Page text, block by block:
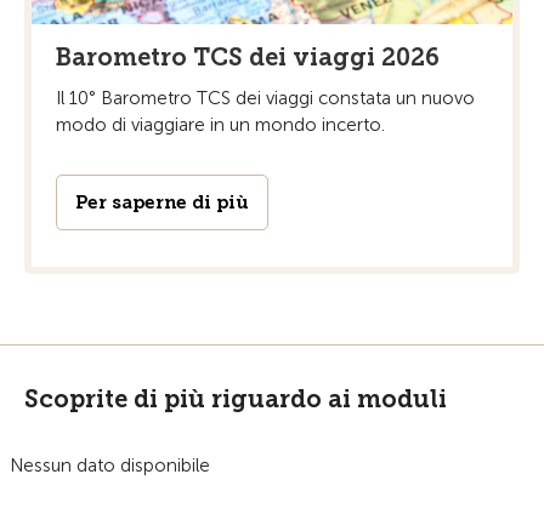
Barometro TCS dei viaggi 2026
Il 10° Barometro TCS dei viaggi constata un nuovo
modo di viaggiare in un mondo incerto.
Per saperne di più
Scoprite di più riguardo ai moduli
Nessun dato disponibile